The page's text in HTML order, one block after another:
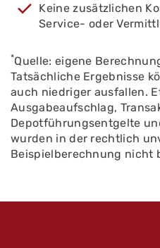
Keine zusätzlichen
Service- oder
*Quelle: eigene
Tatsächliche Ergebnisse
auch niedriger ausfallen.
Ausgabeaufschlag,
Depotführungsentgelte
wurden in der rechtlich
Beispielberechnung nicht